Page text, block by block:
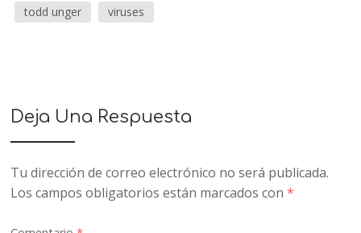
todd unger
viruses
Deja Una Respuesta
Tu dirección de correo electrónico no será publicada.
Los campos obligatorios están marcados con*